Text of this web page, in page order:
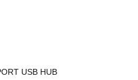
USB HUB